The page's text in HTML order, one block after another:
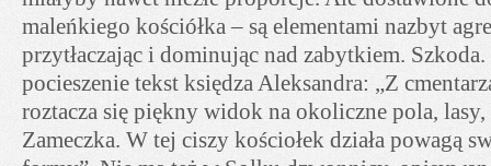
maleńkiego kościółka – są elementami nazbyt
przytłaczając i dominując nad zabytkiem. Szkoda.
pocieszenie tekst księdza Aleksandra: „Z
roztacza się piękny widok na okoliczne pola,
Zameczka. W tej ciszy kościołek działa powagą